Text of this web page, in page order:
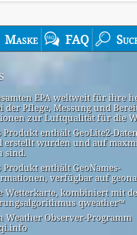
Maske FAQ
EPA weltweit für ihre
der Pflege, Messung und
zur Luftqualität für die
Produkt enthält GeoLite2-
erstellt wurden und auf
sind.
Produkt enthält GeoNames-
verfügbar auf
Wetterkarte, kombiniert mit
qweather™
Weather Observer-Programm